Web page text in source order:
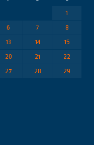
1
6 7
8
13 14
15
20 21
22
27 28
29